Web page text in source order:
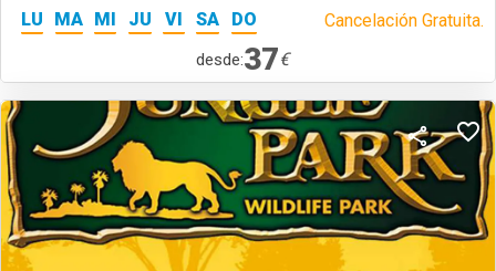
LU MA MI JU VI SA DO Cancelación Gratuita.
desde:37€